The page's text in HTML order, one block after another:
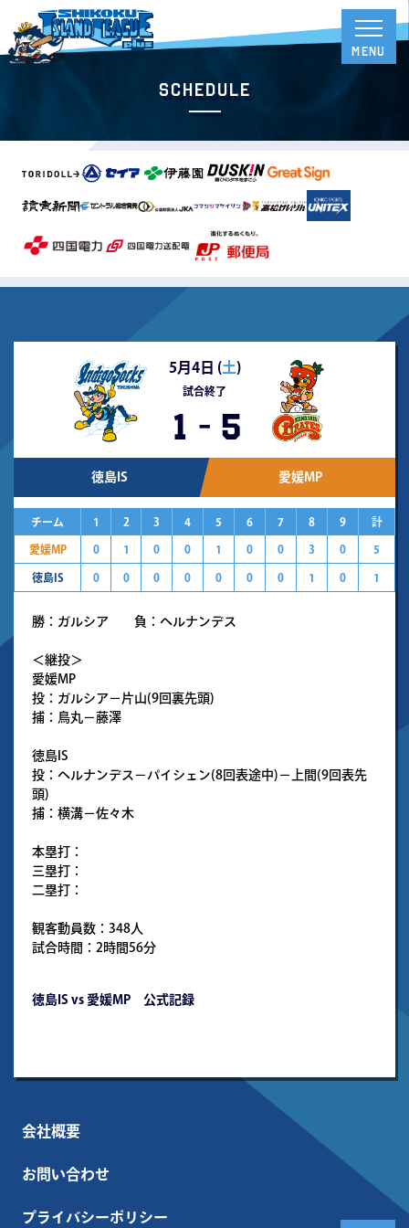
Schedule
5月4日 (土)
試合終了
1 - 5
徳島IS 愛媛MP
チーム 1 2 3 4 5 6 7 8 9 計
愛媛MP 0 1 0 0 1 0 0 3 0 5
徳島IS 0 0 0 0 0 0 0 1 0 1
勝：ガルシア 負：ヘルナンデス
＜継投＞
愛媛MP
投：ガルシア－片山(9回裏先頭)
捕：鳥丸－藤澤
徳島IS
投：ヘルナンデス－パイシェン(8回表途中)－上間(9回表先
頭)
捕：横溝－佐々木
本塁打：
三塁打：
二塁打：
観客動員数：348人
試合時間：2時間56分
徳島IS vs 愛媛MP 公式記録
会社概要
お問い合わせ
プライバシーポリシー